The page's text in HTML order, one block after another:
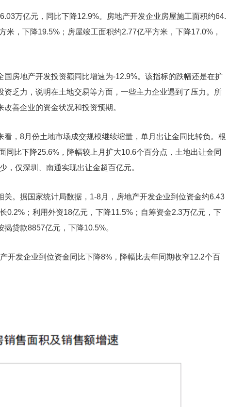
万亿元，同比下降12.9%。房地产开发企业房屋施工面积约64.
，下降19.5%；房屋竣工面积约2.77亿平方米，下降17.0%，
房地产开发投资额同比增速为-12.9%。该指标的跌幅还是在扩
乏力，说明在土地交易等方面，一些主力企业遇到了压力。所
善企业的资金状况和投资预期。
，8月份土地市场成交规模继续缩量，单月出让金同比转负。根
比下降25.6%，降幅较上月扩大10.6个百分点，土地出让金同
，仅深圳、南通实现出让金超百亿元。
。据国家统计局数据，1-8月，房地产开发企业到位资金约6.43
0.2%；利用外资18亿元，下降11.5%；自筹资金2.3万亿元，下
贷款8857亿元，下降10.5%。
开发企业到位资金同比下降8%，降幅比去年同期收窄12.2个百